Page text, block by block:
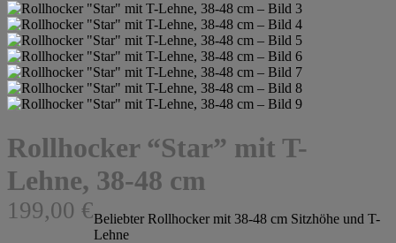
Rollhocker “Star” mit T-
Lehne, 38-48 cm
199,00 €Beliebter Rollhocker mit 38-48 cm Sitzhöhe und T-
Lehne